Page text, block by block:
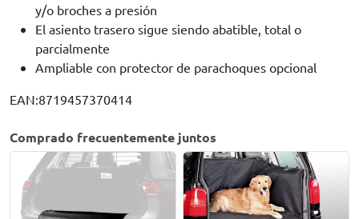
y/o broches a presión
El asiento trasero sigue siendo abatible, total o
parcialmente
Ampliable con protector de parachoques opcional
EAN:8719457370414
Comprado frecuentemente juntos